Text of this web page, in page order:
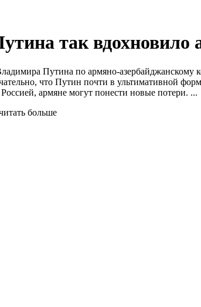
так вдохновило
Путина по армяно-
что Путин почти в ультимативной
армяне могут понести новые потери. ...
больше